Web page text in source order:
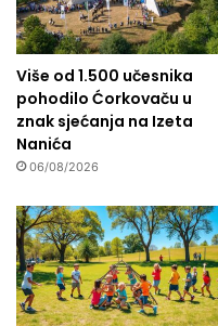
Više od 1.500 učesnika
pohodilo Ćorkovaču u
znak sjećanja na Izeta
Nanića
06/08/2026